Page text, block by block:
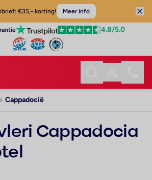
€35,- korting! Meer info
4.8/5.0
Cappadocië
Cappadocia